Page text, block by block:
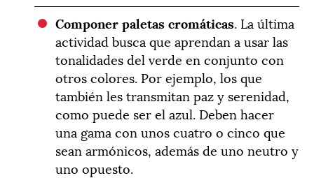
Componer paletas cromáticas. La última
actividad busca que aprendan a usar las
tonalidades del verde en conjunto con
otros colores. Por ejemplo, los que
también les transmitan paz y serenidad,
como puede ser el azul. Deben hacer
una gama con unos cuatro o cinco que
sean armónicos, además de uno neutro y
uno opuesto.